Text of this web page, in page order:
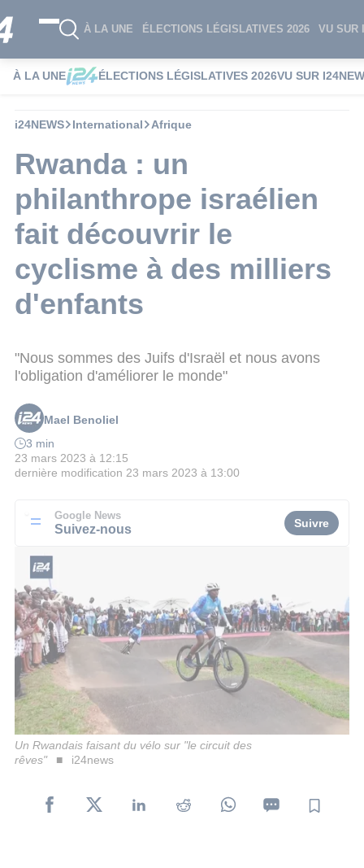
À LA UNE ÉLECTIONS LÉGISLATIVES 2026 VU SUR
À LA UNE ÉLECTIONS LÉGISLATIVES 2026VU SUR
i24NEWS International Afrique
Rwanda : un
philanthrope israélien
fait découvrir le
cyclisme à des milliers
d'enfants
"Nous sommes des Juifs d'Israël et nous avons
l'obligation d'améliorer le monde"
Mael Benoliel
3 min
23 mars 2023 à 12:15
dernière modification 23 mars 2023 à 13:00
Google News
Suivez-nous Suivre
Un Rwandais faisant du vélo sur "le circuit des
rêves"
i24news